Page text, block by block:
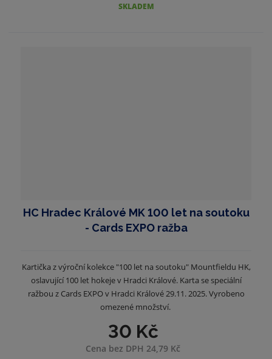
SKLADEM
HC Hradec Králové MK 100 let na soutoku
- Cards EXPO ražba
Kartička z výroční kolekce "100 let na soutoku" Mountfieldu HK,
oslavující 100 let hokeje v Hradci Králové. Karta se speciální
ražbou z Cards EXPO v Hradci Králové 29.11. 2025. Vyrobeno
omezené množství.
30 Kč
Cena bez DPH 24,79 Kč